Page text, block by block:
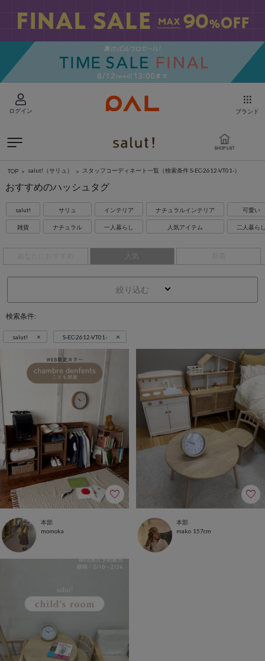
ログイン ブランド
TOP salut!（サリュ） スタッフコーディネート一覧 （検索条件 S-EC-2612-VT01-）
おすすめのハッシュタグ
salut!
雑貨
サリュ
ナチュラル
インテリア
一人暮らし
ナチュラルインテリア
人気アイテム
可愛い
二人暮ら
人気
絞り込む
検索条件:
salut! × S-EC-2612-VT01- ×
本部
momoka
本部
mako 157cm